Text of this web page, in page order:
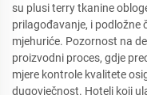
su plusi terry tkanine
prilagođavanje, i podložne
mjehuriće. Pozornost na
proizvodni proces, gdje
mjere kontrole kvalitete
dugovječnost. Hoteli koji